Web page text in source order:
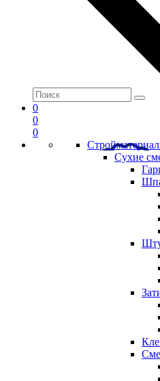
0
0
0
Сухие